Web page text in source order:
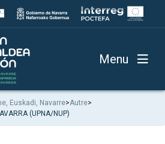
Menu
Euskadi, Navarre>Autre>
(UPNA/NUP)